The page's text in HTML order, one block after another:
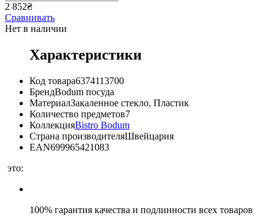
2 852₴
Сравнивать
Нет в наличии
Характеристики
Код товара6374113700
БрендBodum посуда
МатериалЗакаленное стекло, Пластик
Количество предметов7
КоллекцияBistro Bodum
Страна производителяШвейцария
EAN699965421083
это:
100% гарантия качества и подлинности всех товаров